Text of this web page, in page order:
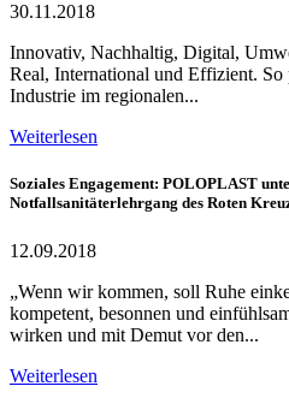
30.11.2018
Innovativ, Nachhaltig, Digital,
Real, International und Effizient. So
Industrie im regionalen...
Weiterlesen
Soziales Engagement: POLOPLAST
Notfallsanitäterlehrgang des Roten
12.09.2018
„Wenn wir kommen, soll Ruhe
kompetent, besonnen und
wirken und mit Demut vor den...
Weiterlesen